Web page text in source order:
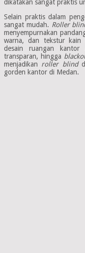
dikatakan sangat praktis
Selain praktis dalam
sangat mudah. Roller
menyempurnakan
warna, dan tekstur kain
desain ruangan kantor
transparan, hingga
menjadikan roller blind
gorden kantor di Medan.